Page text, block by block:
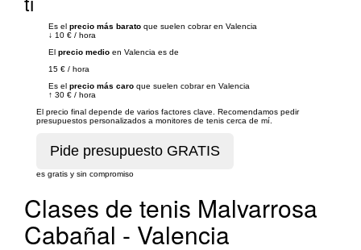
Es el precio más barato que suelen cobrar en Valencia
↓ 10 € / hora
El precio medio en Valencia es de
15 € / hora
Es el precio más caro que suelen cobrar en Valencia
↑ 30 € / hora
El precio final depende de varios factores clave. Recomendamos pedir
presupuestos personalizados a monitores de tenis cerca de mí.
es gratis y sin compromiso
Clases de tenis Malvarrosa
Cabañal - Valencia